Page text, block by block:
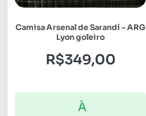
Camisa Arsenal de Sarandí – ARG
Lyon goleiro
R$349,00
À